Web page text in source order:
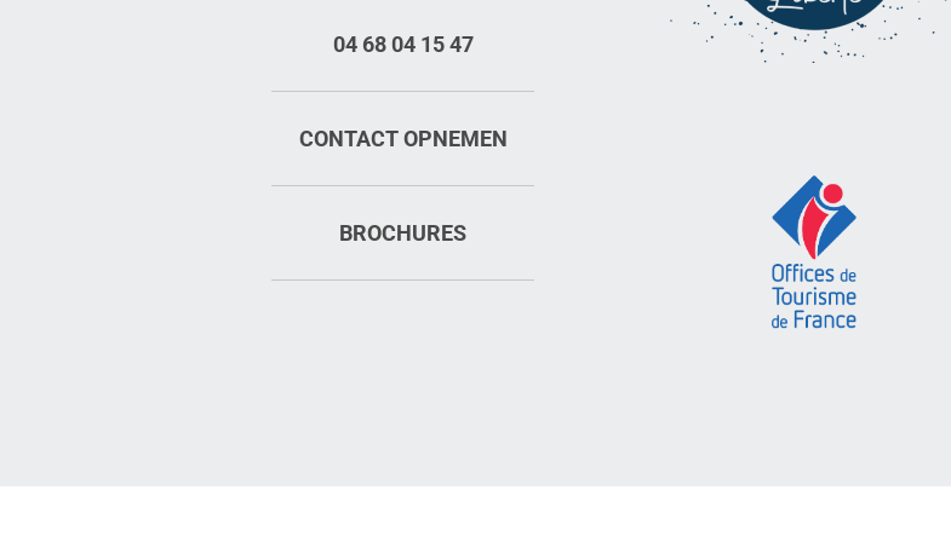
04 68 04 15 47
CONTACT OPNEMEN
BROCHURES